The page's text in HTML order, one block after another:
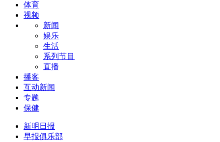
体育
视频
新闻
娱乐
生活
系列节目
直播
播客
互动新闻
专题
保健
新明日报
早报俱乐部